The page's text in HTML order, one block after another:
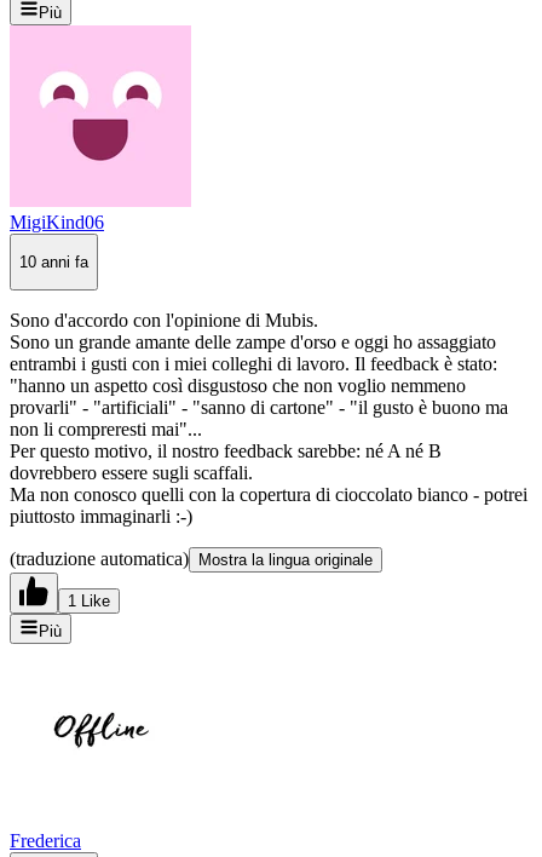
Più
MigiKind06
10 anni fa
Sono d'accordo con l'opinione di Mubis.
Sono un grande amante delle zampe d'orso e oggi ho assaggiato
entrambi i gusti con i miei colleghi di lavoro. Il feedback è stato:
"hanno un aspetto così disgustoso che non voglio nemmeno
provarli" - "artificiali" - "sanno di cartone" - "il gusto è buono ma
non li compreresti mai"...
Per questo motivo, il nostro feedback sarebbe: né A né B
dovrebbero essere sugli scaffali.
Ma non conosco quelli con la copertura di cioccolato bianco - potrei
piuttosto immaginarli :-)
(traduzione automatica) Mostra la lingua originale
1 Like
Più
Frederica